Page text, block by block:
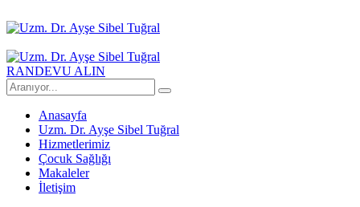
RANDEVU ALIN
Anasayfa
Uzm. Dr. Ayşe Sibel Tuğral
Hizmetlerimiz
Çocuk Sağlığı
Makaleler
İletişim